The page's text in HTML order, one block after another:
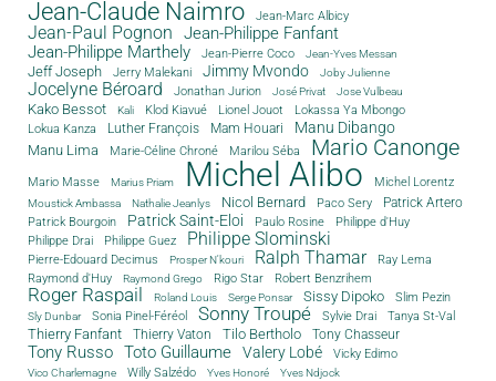
Jean-Claude Naimro Jean-Marc Albicy
Jean-Paul Pognon
Jean-Philippe Fanfant
Jean-Philippe Marthely
Jean-Pierre Coco Jean-Yves Messan
Jeff Joseph Jerry Malekani Jimmy Mvondo Joby Julienne
Jocelyne Béroard Jonathan Jurion José Privat Jose Vulbeau
Kako Bessot Kali Klod Kiavué Lionel Jouot
Lokassa Ya Mbongo
Lokua Kanza
Luther François Mam Houari Manu Dibango
Manu Lima Marie-Céline Chroné Marilou Séba Mario Canonge
Mario Masse Marius Priam Michel Alibo Michel Lorentz
Moustick Ambassa Nathalie Jeanlys Nicol Bernard Paco Sery
Patrick Artero
Patrick Bourgoin
Patrick Saint-Eloi Paulo Rosine
Philippe d'Huy
Philippe Drai
Philippe Guez Philippe Slominski
Pierre-Edouard Decimus Prosper N'kouri Ralph Thamar
Ray Lema
Raymond d'Huy
Raymond Grego Rigo Star Robert Benzrihem
Roger Raspail Roland Louis Serge Ponsar Sissy Dipoko Slim Pezin
Sly Dunbar Sonia Pinel-Féréol Sonny Troupé Sylvie Drai Tanya St-Val
Thierry Fanfant Thierry Vaton Tilo Bertholo Tony Chasseur
Tony Russo Toto Guillaume Valery Lobé Vicky Edimo
Vico Charlemagne Willy Salzédo Yves Honoré Yves Ndjock